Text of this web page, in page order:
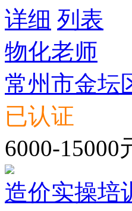
详细 列表
物化老师
常州市金坛
已认证
6000-15000
造价实操培